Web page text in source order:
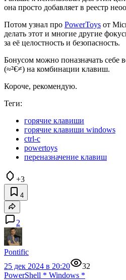
она просто добавляет в реестр
Потом узнал про PowerToys от
делать этот и многие другие
за её целостность и безопасность.
Бонусом можно поназначать себе
(≈²€≠) на комбинации клавиш.
Короче, рекомендую.
Теги:
горячие клавиши
горячие клавиши windows
ctrl-c
powertoys
переназначение клавиш
+3
4
2
Pontific
25 дек 2024 в 20:20
32
PowerShell * Windows *